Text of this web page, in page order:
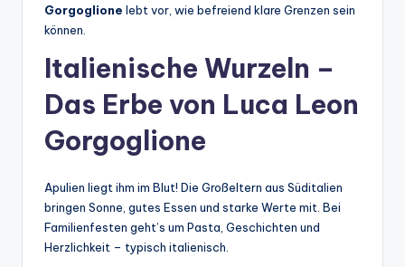
Gorgoglione lebt vor, wie befreiend klare Grenzen sein
können.
Italienische Wurzeln –
Das Erbe von Luca Leon
Gorgoglione
Apulien liegt ihm im Blut! Die Großeltern aus Süditalien
bringen Sonne, gutes Essen und starke Werte mit. Bei
Familienfesten geht’s um Pasta, Geschichten und
Herzlichkeit – typisch italienisch.